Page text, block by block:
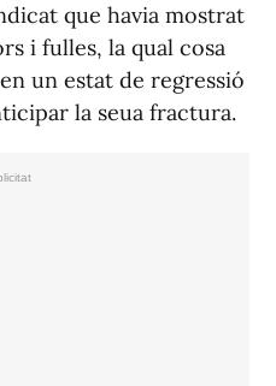
que havia mostrat
i fulles, la qual cosa
un estat de regressió
la seua fractura.